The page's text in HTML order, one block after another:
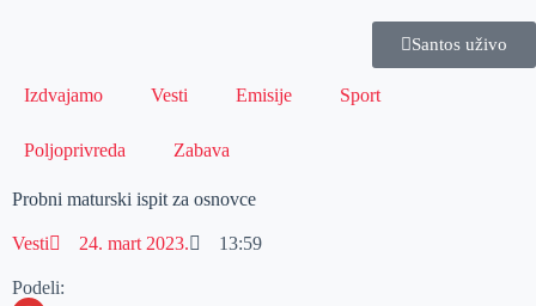
Santos uživo
Izdvajamo Vesti Emisije Sport
Poljoprivreda Zabava
Probni maturski ispit za osnovce
Vesti 24. mart 2023. 13:59
Podeli: